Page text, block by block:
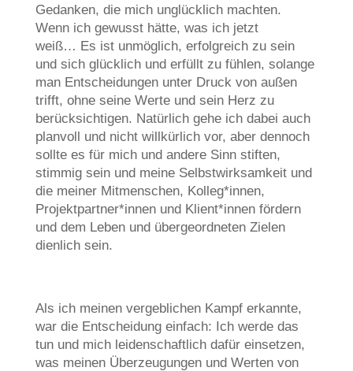
Gedanken, die mich unglücklich machten.
Wenn ich gewusst hätte, was ich jetzt
weiß… Es ist unmöglich, erfolgreich zu sein
und sich glücklich und erfüllt zu fühlen, solange
man Entscheidungen unter Druck von außen
trifft, ohne seine Werte und sein Herz zu
berücksichtigen. Natürlich gehe ich dabei auch
planvoll und nicht willkürlich vor, aber dennoch
sollte es für mich und andere Sinn stiften,
stimmig sein und meine Selbstwirksamkeit und
die meiner Mitmenschen, Kolleg*innen,
Projektpartner*innen und Klient*innen fördern
und dem Leben und übergeordneten Zielen
dienlich sein.
Als ich meinen vergeblichen Kampf erkannte,
war die Entscheidung einfach: Ich werde das
tun und mich leidenschaftlich dafür einsetzen,
was meinen Überzeugungen und Werten von